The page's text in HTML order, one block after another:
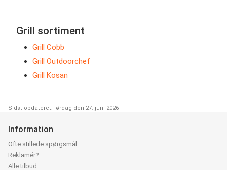
Grill sortiment
Grill Cobb
Grill Outdoorchef
Grill Kosan
Sidst opdateret: lørdag den 27. juni 2026
Information
Ofte stillede spørgsmål
Reklamér?
Alle tilbud